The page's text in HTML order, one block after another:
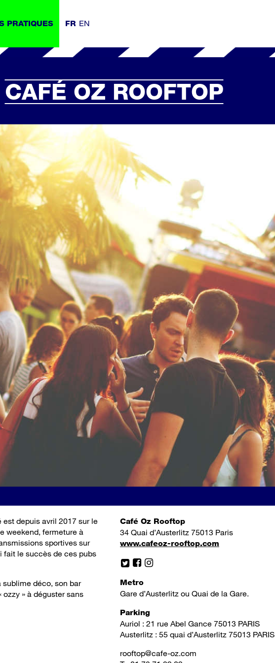
PRATIQUES FR EN
CAFÉ OZ ROOFTOP
depuis avril 2017 sur le
weekend, fermeture à
sportives sur
le succès de ces pubs
déco, son bar
» à déguster sans
Café Oz Rooftop
34 Quai d’Austerlitz 75013 Paris
www.cafeoz-rooftop.com
Metro
Gare d’Austerlitz ou Quai de la Gare.
Parking
Auriol : 21 rue Abel Gance 75013 PARIS
Austerlitz : 55 quai d’Austerlitz 75013 PARIS
rooftop@cafe-oz.com